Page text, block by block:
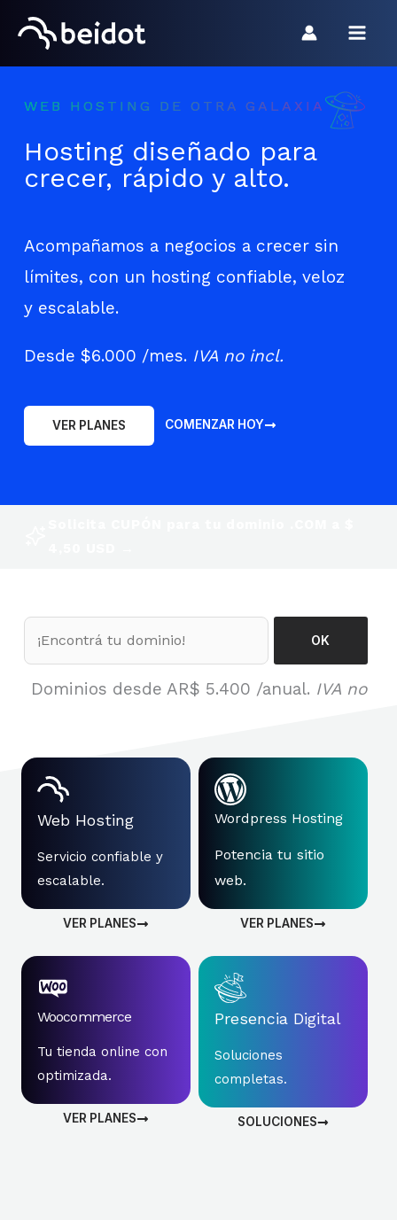
WEB HOSTING DE OTRA GALAXIA
Hosting diseñado para
crecer, rápido y alto.
Acompañamos a negocios a crecer sin
límites, con un hosting confiable, veloz
y escalable.
Desde $6.000 /mes. IVA no incl.
VER PLANES COMENZAR HOY
Dominios desde AR$ 5.400 /anual. IVA no
Web Hosting
Servicio confiable y
escalable.
VER PLANES
Wordpress Hosting
Potencia tu sitio
web.
VER PLANES
Woocommerce
Tu tienda online con
optimizada.
VER PLANES
Presencia Digital
Soluciones
completas.
SOLUCIONES
a